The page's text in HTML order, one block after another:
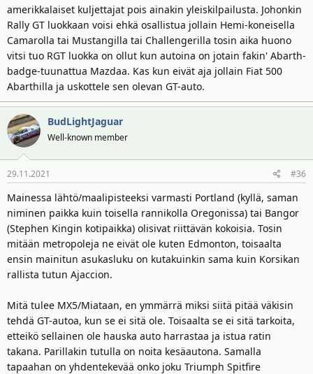
amerikkalaiset kuljettajat pois ainakin yleiskilpailusta. Johonkin
Rally GT luokkaan voisi ehkä osallistua jollain Hemi-koneisella
Camarolla tai Mustangilla tai Challengerilla tosin aika huono
vitsi tuo RGT luokka on ollut kun autoina on jotain fakin' Abarth-
badge-tuunattua Mazdaa. Kas kun eivät aja jollain Fiat 500
Abarthilla ja uskottele sen olevan GT-auto.
BudLightJaguar
Well-known member
29.11.2021 #36
Mainessa lähtö/maalipisteeksi varmasti Portland (kyllä, saman
niminen paikka kuin toisella rannikolla Oregonissa) tai Bangor
(Stephen Kingin kotipaikka) olisivat riittävän kokoisia. Tosin
mitään metropoleja ne eivät ole kuten Edmonton, toisaalta
ensin mainitun asukasluku on kutakuinkin sama kuin Korsikan
rallista tutun Ajaccion.
Mitä tulee MX5/Miataan, en ymmärrä miksi siitä pitää väkisin
tehdä GT-autoa, kun se ei sitä ole. Toisaalta se ei sitä tarkoita,
etteikö sellainen ole hauska auto harrastaa ja istua ratin
takana. Parillakin tutulla on noita kesäautona. Samalla
tapaahan on yhdentekevää onko joku Triumph Spitfire